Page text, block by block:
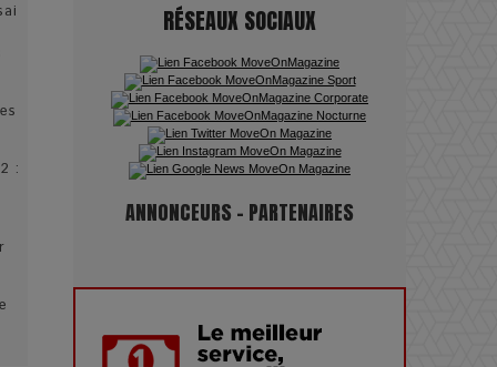
:
Maïra Kerey, la “voix d’or du
Kazakhstan”, célèbre ses 30 ans
de carrière à la Salle Gaveau
Les dessous de la fast fashion
chiffres
7 Techniques Secrètes des
Photographes de Stars
RÉSEAUX SOCIAUX
ANNONCEURS - PARTENAIRES